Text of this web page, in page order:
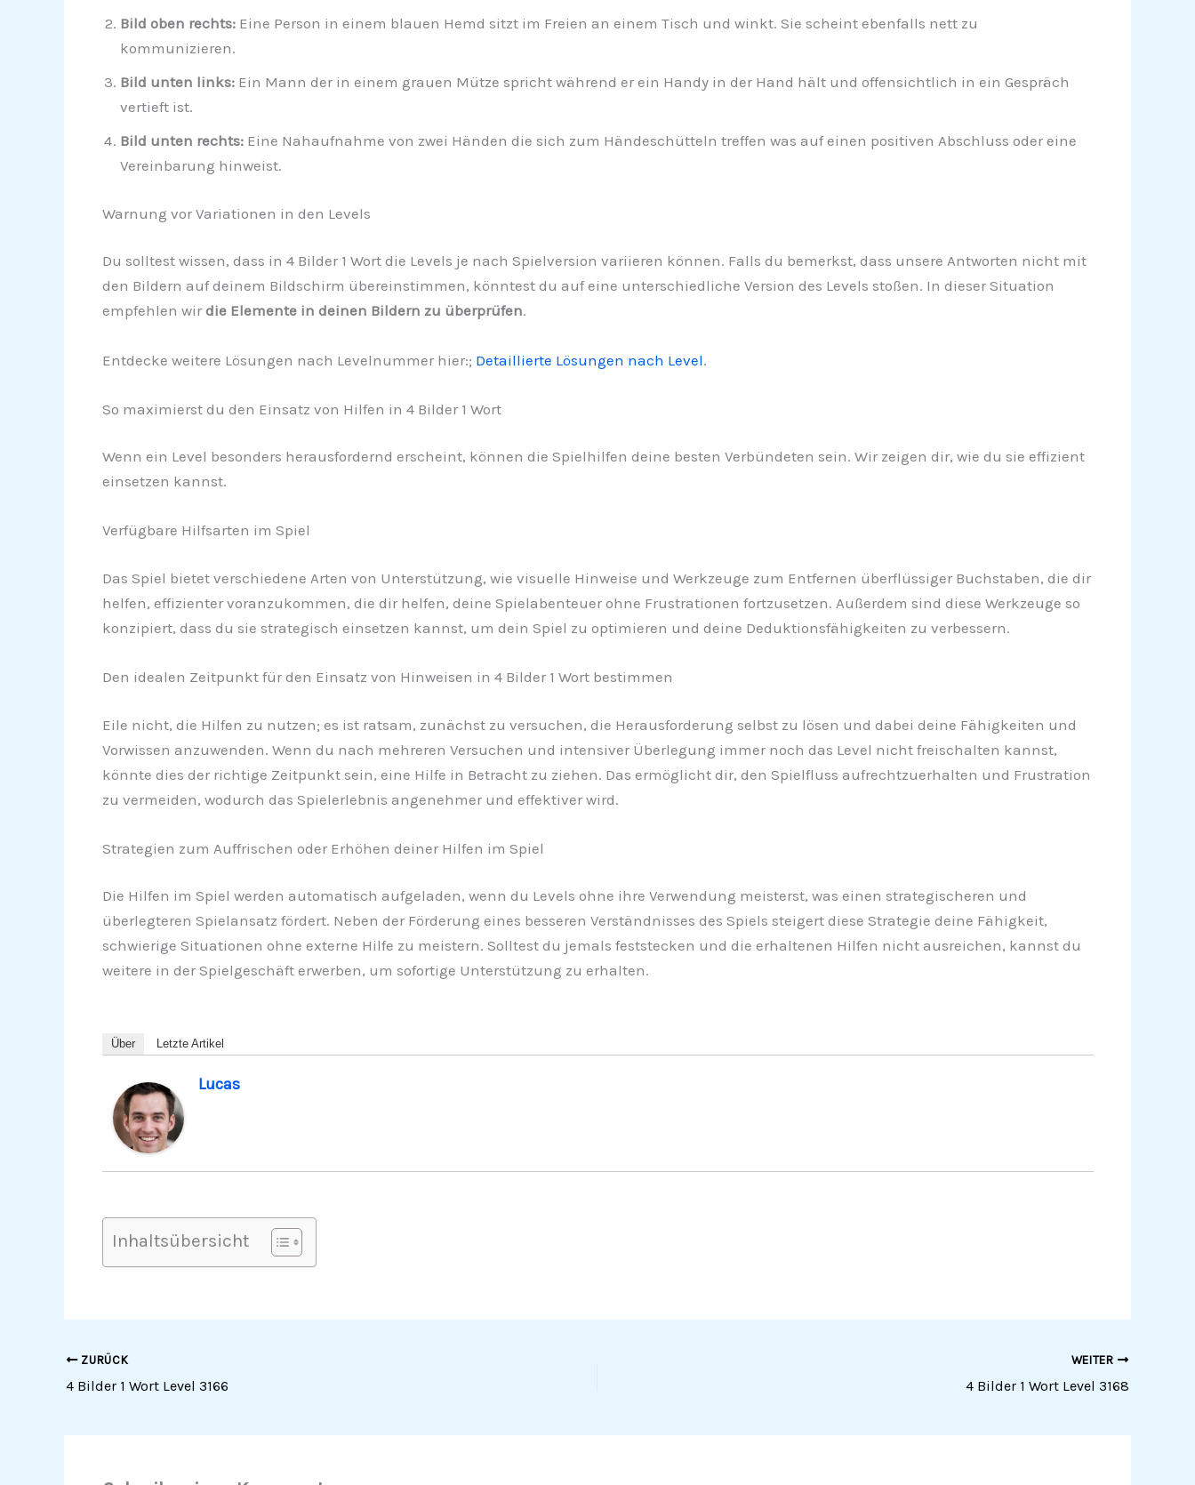
Bild oben rechts:Eine Person in einem blauen Hemd sitzt im Freien an einem Tisch und winkt. Sie scheint ebenfalls nett zu
kommunizieren.
Bild unten links:Ein Mann der in einem grauen Mütze spricht während er ein Handy in der Hand hält und offensichtlich in ein Gespräch
vertieft ist.
Bild unten rechts:Eine Nahaufnahme von zwei Händen die sich zum Händeschütteln treffen was auf einen positiven Abschluss oder eine
Vereinbarung hinweist.
Warnung vor Variationen in den Levels
Du solltest wissen, dass in 4 Bilder 1 Wort die Levels je nach Spielversion variieren können. Falls du bemerkst, dass unsere Antworten nicht mit
den Bildern auf deinem Bildschirm übereinstimmen, könntest du auf eine unterschiedliche Version des Levels stoßen. In dieser Situation
empfehlen wir die Elemente in deinen Bildern zu überprüfen.
Entdecke weitere Lösungen nach Levelnummer hier:; Detaillierte Lösungen nach Level.
So maximierst du den Einsatz von Hilfen in 4 Bilder 1 Wort
Wenn ein Level besonders herausfordernd erscheint, können die Spielhilfen deine besten Verbündeten sein. Wir zeigen dir, wie du sie effizient
einsetzen kannst.
Verfügbare Hilfsarten im Spiel
Das Spiel bietet verschiedene Arten von Unterstützung, wie visuelle Hinweise und Werkzeuge zum Entfernen überflüssiger Buchstaben, die dir
helfen, effizienter voranzukommen, die dir helfen, deine Spielabenteuer ohne Frustrationen fortzusetzen. Außerdem sind diese Werkzeuge so
konzipiert, dass du sie strategisch einsetzen kannst, um dein Spiel zu optimieren und deine Deduktionsfähigkeiten zu verbessern.
Den idealen Zeitpunkt für den Einsatz von Hinweisen in 4 Bilder 1 Wort bestimmen
Eile nicht, die Hilfen zu nutzen; es ist ratsam, zunächst zu versuchen, die Herausforderung selbst zu lösen und dabei deine Fähigkeiten und
Vorwissen anzuwenden. Wenn du nach mehreren Versuchen und intensiver Überlegung immer noch das Level nicht freischalten kannst,
könnte dies der richtige Zeitpunkt sein, eine Hilfe in Betracht zu ziehen. Das ermöglicht dir, den Spielfluss aufrechtzuerhalten und Frustration
zu vermeiden, wodurch das Spielerlebnis angenehmer und effektiver wird.
Strategien zum Auffrischen oder Erhöhen deiner Hilfen im Spiel
Die Hilfen im Spiel werden automatisch aufgeladen, wenn du Levels ohne ihre Verwendung meisterst, was einen strategischeren und
überlegteren Spielansatz fördert. Neben der Förderung eines besseren Verständnisses des Spiels steigert diese Strategie deine Fähigkeit,
schwierige Situationen ohne externe Hilfe zu meistern. Solltest du jemals feststecken und die erhaltenen Hilfen nicht ausreichen, kannst du
weitere in der Spielgeschäft erwerben, um sofortige Unterstützung zu erhalten.
Über Letzte Artikel
Lucas
Inhaltsübersicht
ZURÜCK
4 Bilder 1 Wort Level 3166
WEITER
4 Bilder 1 Wort Level 3168